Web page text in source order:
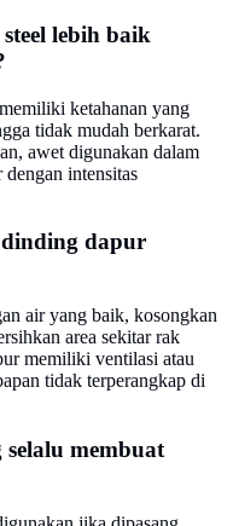
lebih baik
ketahanan yang
tidak mudah berkarat.
awet digunakan dalam
intensitas
dinding dapur
air yang baik, kosongkan
area sekitar rak
memiliki ventilasi atau
tidak terperangkap di
membuat